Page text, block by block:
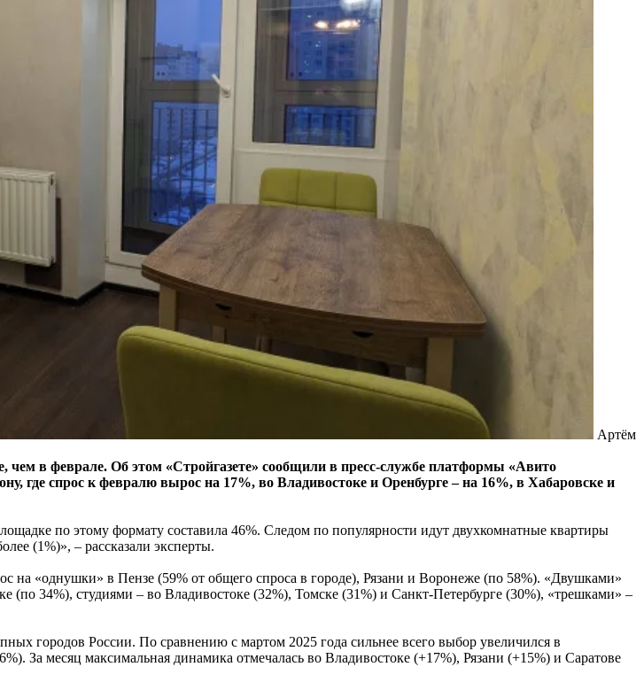
Артём
чем в феврале. Об этом «Стройгазете» сообщили в пресс-службе платформы «Авито
где спрос к февралю вырос на 17%, во Владивостоке и Оренбурге – на 16%, в Хабаровске и
по этому формату составила 46%. Следом по популярности идут двухкомнатные квартиры
(1%)», – рассказали эксперты.
на «однушки» в Пензе (59% от общего спроса в городе), Рязани и Воронеже (по 58%). «Двушками»
34%), студиями – во Владивостоке (32%), Томске (31%) и Санкт-Петербурге (30%), «трешками» –
городов России. По сравнению с мартом 2025 года сильнее всего выбор увеличился в
За месяц максимальная динамика отмечалась во Владивостоке (+17%), Рязани (+15%) и Саратове